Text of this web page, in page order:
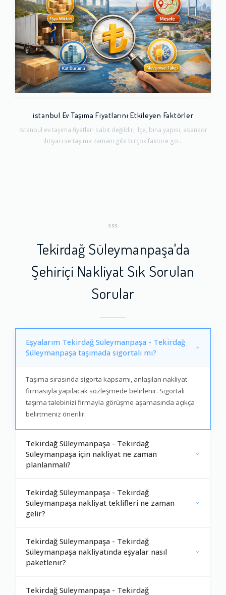
istanbul Ev Taşıma Fiyatlarını Etkileyen Faktörler
İstanbul ev taşıma fiyatları sabit değildir; ilçe, bina yapısı, asansör
ihtiyacı ve taşıma zamanı gibi birçok faktöre gö...
SSS
Tekirdağ Süleymanpaşa'da
Şehiriçi Nakliyat Sık Sorulan
Sorular
Eşyalarım Tekirdağ Süleymanpaşa - Tekirdağ
Süleymanpaşa taşımada sigortalı mı?
Taşıma sırasında sigorta kapsamı, anlaşılan nakliyat
firmasıyla yapılacak sözleşmede belirlenir. Sigortalı
taşıma talebinizi firmayla görüşme aşamasında açıkça
belirtmeniz önerilir.
Tekirdağ Süleymanpaşa - Tekirdağ
Süleymanpaşa için nakliyat ne zaman
planlanmalı?
Tekirdağ Süleymanpaşa - Tekirdağ
Süleymanpaşa nakliyat teklifleri ne zaman
gelir?
Tekirdağ Süleymanpaşa - Tekirdağ
Süleymanpaşa nakliyatında eşyalar nasıl
paketlenir?
Tekirdağ Süleymanpaşa - Tekirdağ